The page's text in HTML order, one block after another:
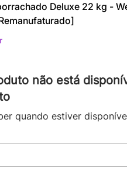
Deluxe 22 kg -
não está
quando estiver